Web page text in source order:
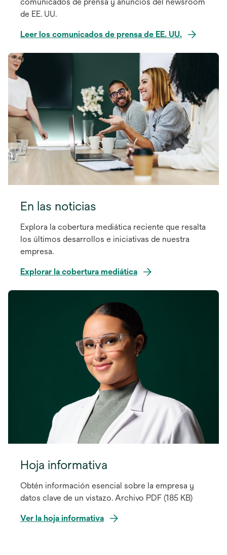
de EE. UU.
Leer los comunicados de prensa de EE. UU.
En las noticias
Explora la cobertura mediática reciente que resalta
los últimos desarrollos e iniciativas de nuestra
empresa.
Explorar la cobertura mediática
Hoja informativa
Obtén información esencial sobre la empresa y
datos clave de un vistazo. Archivo PDF (185 KB)
Ver la hoja informativa